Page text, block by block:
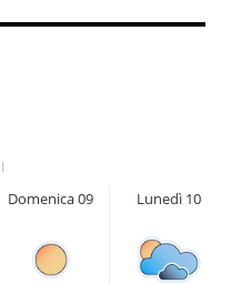
Domenica 09 Lunedì 10